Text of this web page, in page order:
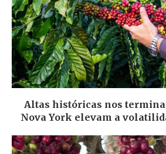
Altas históricas nos
Nova York elevam a